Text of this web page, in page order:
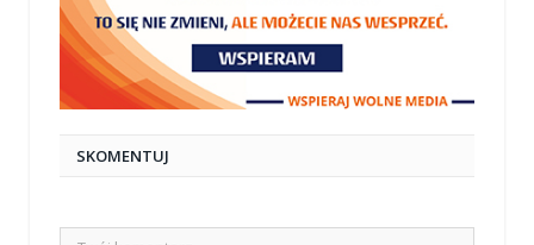
SKOMENTUJ